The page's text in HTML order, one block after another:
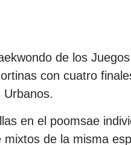
de los
con cuatro
en el poomsae
de la misma